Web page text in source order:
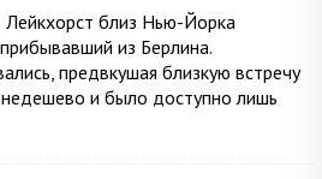
близ Нью-Йорка
из Берлина.
предвкушая близкую встречу
и было доступно лишь